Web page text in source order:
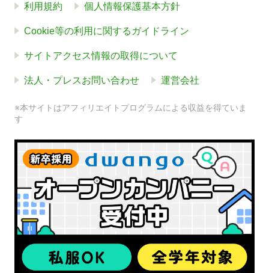
利用規約 個人情報保護基本方針
Cookie等の利用に関するガイドライン
サイトアクセス情報の取得について
法人・プレスお問い合わせ 運営会社
※本サイトはアフィリエイトプログラムによる収益を得ていま
す